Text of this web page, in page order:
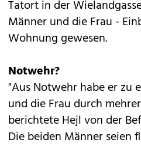
Tatort in der
Männer und die Frau -
Wohnung gewesen.
Notwehr?
"Aus Notwehr habe er zu
und die Frau durch
berichtete Hejl von der
Die beiden Männer seien